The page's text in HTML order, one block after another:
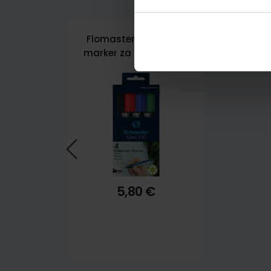
Flomaster Schneider,
marker za bijelu ploču,
Maxx 290, 2-3 mm, set
od 4 boje, etui
5,80 €